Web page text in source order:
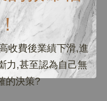
收費後業績下滑,進
力,甚至認為自己無
的決策?